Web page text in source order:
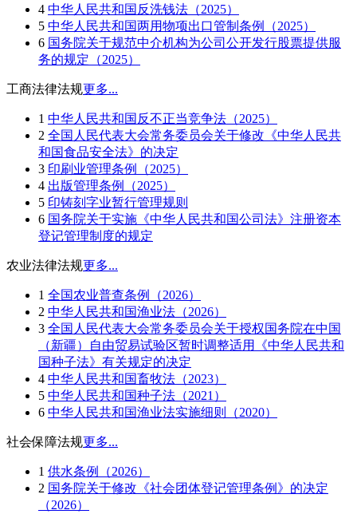
4 中华人民共和国反洗钱法（2025）
5 中华人民共和国两用物项出口管制条例（2025）
6 国务院关于规范中介机构为公司公开发行股票提供服
务的规定（2025）
工商法律法规更多...
1 中华人民共和国反不正当竞争法（2025）
2 全国人民代表大会常务委员会关于修改《中华人民共
和国食品安全法》的决定
3 印刷业管理条例（2025）
4 出版管理条例（2025）
5 印铸刻字业暂行管理规则
6 国务院关于实施《中华人民共和国公司法》注册资本
登记管理制度的规定
农业法律法规更多...
1 全国农业普查条例（2026）
2 中华人民共和国渔业法（2026）
3 全国人民代表大会常务委员会关于授权国务院在中国
（新疆）自由贸易试验区暂时调整适用《中华人民共和
国种子法》有关规定的决定
4 中华人民共和国畜牧法（2023）
5 中华人民共和国种子法（2021）
6 中华人民共和国渔业法实施细则（2020）
社会保障法规更多...
1 供水条例（2026）
2 国务院关于修改《社会团体登记管理条例》的决定
（2026）